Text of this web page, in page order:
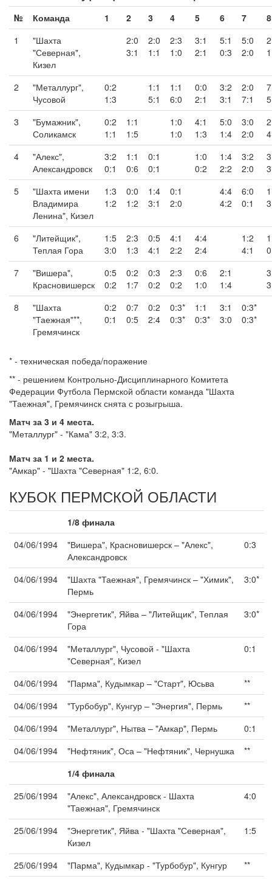
№ Команда 1 2 3 4 5 6 7
8
1
"Шахта
"Северная",
Кизел
2:0
3:1
2:0
1:1
2:3
1:0
3:1
2:1
5:1
0:3
5:0
2:0
2
"Металлург",
Чусовой
0:2
1:3
1:1
5:1
1:1
6:0
0:0
2:1
3:2
3:1
2:0
7:1
3
"Бумажник",
Соликамск
0:2
1:1
1:1
1:5
1:0
1:0
4:1
1:3
5:0
1:4
3:0
2:0
4
"Алекс",
Александровск
3:2
0:1
1:1
0:6
0:1
0:1
1:0
0:2
1:4
2:2
3:2
2:0
5
"Шахта имени
Владимира
Ленина", Кизел
1:3
1:2
0:0
1:2
1:4
3:1
0:1
2:0
4:4
4:2
6:0
0:1
6
"Литейщик",
Теплая Гора
1:5
3:0
2:3
1:3
0:5
4:1
4:1
2:2
4:4
2:4
1:2
4:1
7
"Вишера",
Красновишерск
0:5
0:2
0:2
1:7
0:3
0:2
2:3
0:2
0:6
1:0
2:1
1:4
8
"Шахта
"Таежная"**,
Гремячинск
0:2
0:1
0:7
0:5
0:2
2:4
0:3*
0:3*
1:1
0:3*
3:1
3:0
0:3*
0:3*
* - техническая победа/поражение
** - решением Контрольно-Дисциплинарного Комитета
Федерации Футбола Пермской области команда "Шахта
"Таежная", Гремячинск снята с розыгрыша.
Матч за 3 и 4 места.
"Металлург" - "Кама" 3:2, 3:3.
Матч за 1 и 2 места.
"Амкар" - "Шахта "Северная" 1:2, 6:0.
КУБОК ПЕРМСКОЙ ОБЛАСТИ
1/8 финала
04/06/1994
"Вишера", Красновишерск – "Алекс",
Александровск
0:3
04/06/1994
"Шахта "Таежная", Гремячинск – "Химик",
Пермь
3:0*
04/06/1994
"Энергетик", Яйва – "Литейщик", Теплая
Гора
3:0*
04/06/1994
"Металлург", Чусовой - "Шахта
"Северная", Кизел
0:1
04/06/1994 "Парма", Кудымкар – "Старт", Юсьва
**
04/06/1994
"Турбобур", Кунгур – "Энергия", Пермь
**
04/06/1994
"Металлург", Нытва – "Амкар", Пермь
0:1
04/06/1994
"Нефтяник", Оса – "Нефтяник", Чернушка
**
1/4 финала
25/06/1994
"Алекс", Александровск - Шахта
"Таежная", Гремячинск
4:0
25/06/1994
"Энергетик", Яйва - "Шахта "Северная",
Кизел
1:5
25/06/1994 "Парма", Кудымкар - "Турбобур", Кунгур
**